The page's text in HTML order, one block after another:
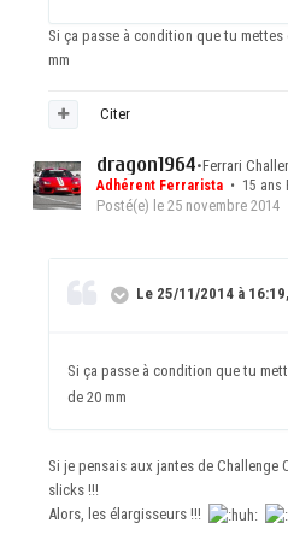
Si ça passe à condition que tu
mm
Citer
dragon1964•Ferrari
Adhérent Ferrarista • 15 ans
Posté(e) le 25 novembre 2014
Le 25/11/2014 à
Si ça passe à condition que tu
de 20 mm
Si je pensais aux jantes de
slicks !!!
Alors, les élargisseurs !!!